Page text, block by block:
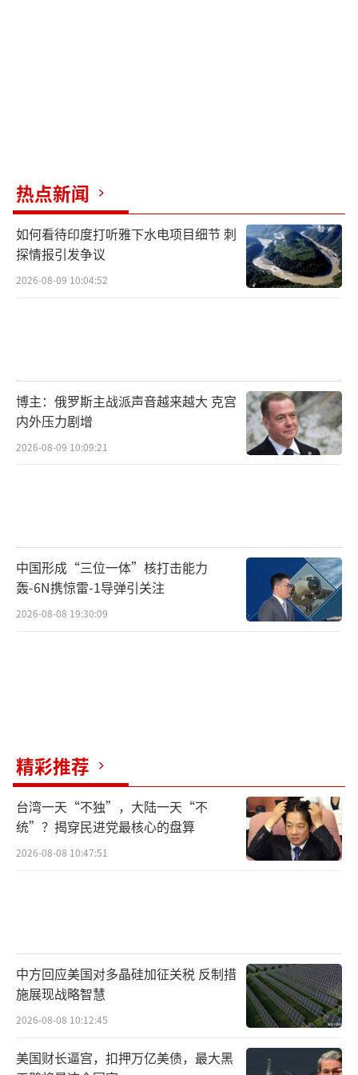
热点新闻
如何看待印度打听雅下水电项目细节 刺
探情报引发争议
2026-08-09 10:04:52
博主：俄罗斯主战派声音越来越大 克宫
内外压力剧增
2026-08-09 10:09:21
中国形成“三位一体”核打击能力
轰-6N携惊雷-1导弹引关注
2026-08-08 19:30:09
精彩推荐
台湾一天“不独”，大陆一天“不
统”？揭穿民进党最核心的盘算
2026-08-08 10:47:51
中方回应美国对多晶硅加征关税 反制措
施展现战略智慧
2026-08-08 10:12:45
美国财长逼宫，扣押万亿美债，最大黑